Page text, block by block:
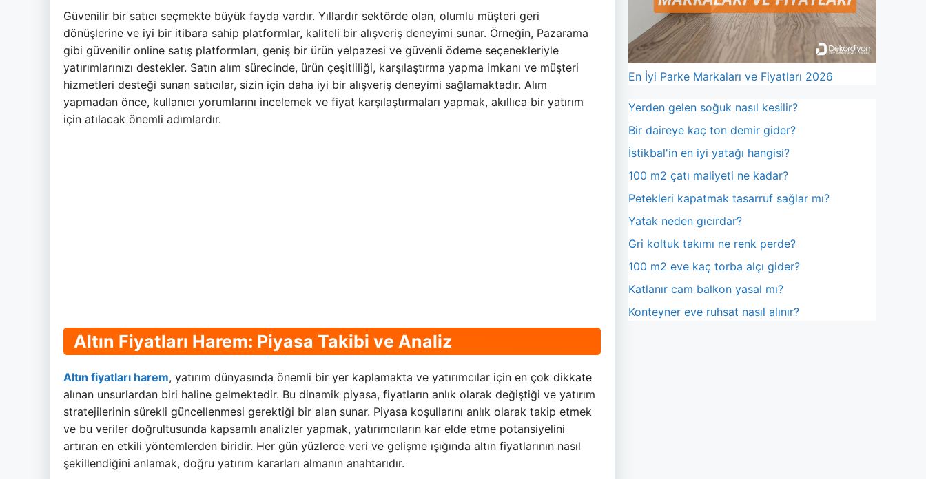
Güvenilir bir satıcı seçmekte büyük fayda vardır. Yıllardır sektörde olan, olumlu müşteri geri
dönüşlerine ve iyi bir itibara sahip platformlar, kaliteli bir alışveriş deneyimi sunar. Örneğin, Pazarama
gibi güvenilir online satış platformları, geniş bir ürün yelpazesi ve güvenli ödeme seçenekleriyle
yatırımlarınızı destekler. Satın alım sürecinde, ürün çeşitliliği, karşılaştırma yapma imkanı ve müşteri
hizmetleri desteği sunan satıcılar, sizin için daha iyi bir alışveriş deneyimi sağlamaktadır. Alım
yapmadan önce, kullanıcı yorumlarını incelemek ve fiyat karşılaştırmaları yapmak, akıllıca bir yatırım
için atılacak önemli adımlardır.
Altın Fiyatları Harem: Piyasa Takibi ve Analiz
Altın fiyatları harem, yatırım dünyasında önemli bir yer kaplamakta ve yatırımcılar için en çok dikkate
alınan unsurlardan biri haline gelmektedir. Bu dinamik piyasa, fiyatların anlık olarak değiştiği ve yatırım
stratejilerinin sürekli güncellenmesi gerektiği bir alan sunar. Piyasa koşullarını anlık olarak takip etmek
ve bu veriler doğrultusunda kapsamlı analizler yapmak, yatırımcıların kar elde etme potansiyelini
artıran en etkili yöntemlerden biridir. Her gün yüzlerce veri ve gelişme ışığında altın fiyatlarının nasıl
şekillendiğini anlamak, doğru yatırım kararları almanın anahtarıdır.
En İyi Parke Markaları ve Fiyatları 2026
Yerden gelen soğuk nasıl kesilir?
Bir daireye kaç ton demir gider?
İstikbal'in en iyi yatağı hangisi?
100 m2 çatı maliyeti ne kadar?
Petekleri kapatmak tasarruf sağlar mı?
Yatak neden gıcırdar?
Gri koltuk takımı ne renk perde?
100 m2 eve kaç torba alçı gider?
Katlanır cam balkon yasal mı?
Konteyner eve ruhsat nasıl alınır?